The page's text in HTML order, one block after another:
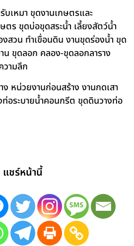
บเหมา ขุดงานเกษตรและ
ตร ขุดบ่อขุดสระน้ำ เลี้ยงสัตว์น้ำ
สวน ทำเขื่อนดิน งานขุดร่องน้ำ ขุด
น ขุดลอก คลอง-ขุดลอกลาราง
วามลึก
หน่วยงานก่อนสร้าง งานกดเสา
อระบายน้ำคอนกรีต ขุดดินวางท่อ
แชร์หน้านี้